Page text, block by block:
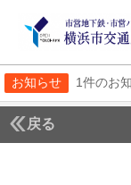
お知らせ 1件のお
戻る